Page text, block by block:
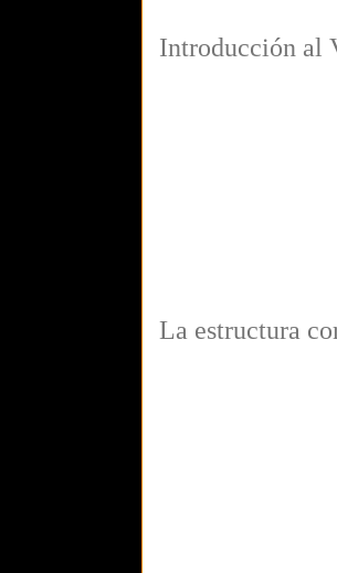
Introducción al
La estructura